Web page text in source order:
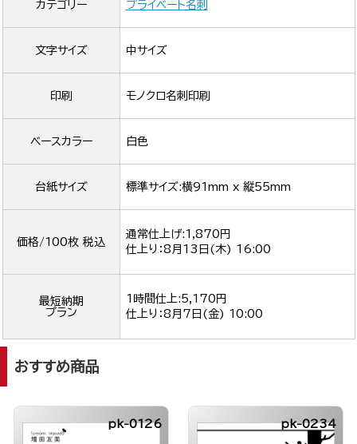
カテゴリー プライベート名刺
文字サイズ 中サイズ
印刷 モノクロ名刺印刷
ベースカラー 白色
台紙サイズ 標準サイズ:横91mm x 縦55mm
価格/100枚 税込
通常仕上げ:1,870円
仕上り：8月13日(木) 16:00
最短納期
プラン
1時間仕上:5,170円
仕上り：8月7日(金) 10:00
おすすめ商品
pk-0126 pk-0234